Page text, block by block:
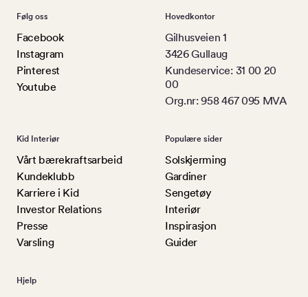
Følg oss
Facebook
Instagram
Pinterest
Youtube
Hovedkontor
Gilhusveien 1
3426 Gullaug
Kundeservice: 31 00 20
00
Org.nr: 958 467 095 MVA
Kid Interiør
Vårt bærekraftsarbeid
Kundeklubb
Karriere i Kid
Investor Relations
Presse
Varsling
Populære sider
Solskjerming
Gardiner
Sengetøy
Interiør
Inspirasjon
Guider
Hjelp